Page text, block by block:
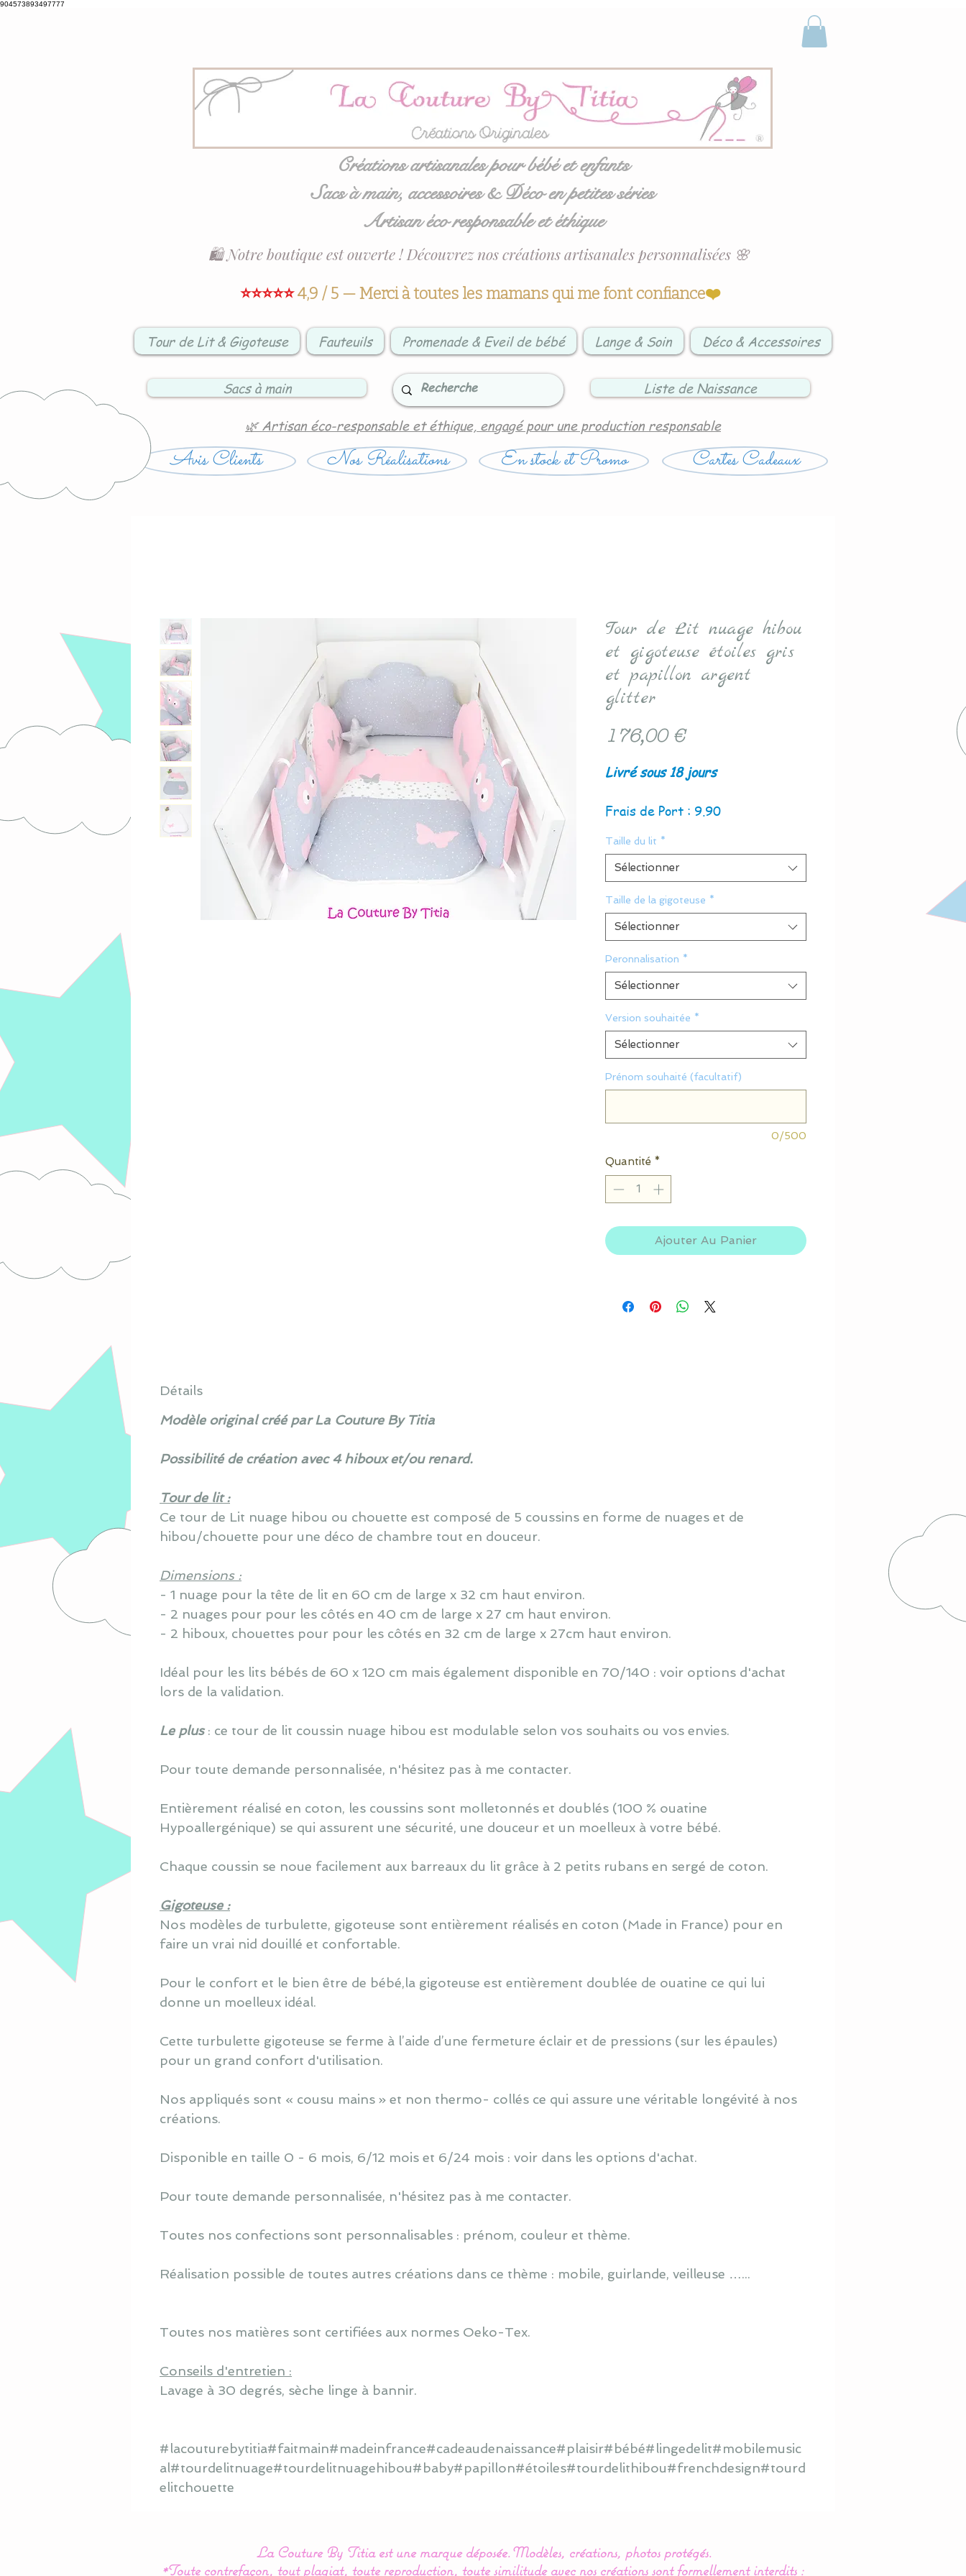
904573893497777
Créations artisanales pour bébé et enfants
Sacs à main, accessoires & Déco en petites séries
Artisan éco responsable et éthique
⭐⭐⭐⭐⭐4,9 / 5 — Merci à toutes les mamans qui me font confiance❤️
🛍️ Notre boutique est ouverte ! Découvrez nos créations artisanales personnalisées 🌸
Tour de Lit & Gigoteuse Fauteuils Promenade & Eveil de bébé Lange & Soin Déco & Accessoires
Sacs à main Liste de Naissance
🌿 Artisan éco-responsable et éthique, engagé pour une production responsable
Avis Clients Nos Réalisations En stock et Promo Cartes Cadeaux
Tour de Lit nuage hibou
et gigoteuse étoiles gris
et papillon argent
glitter
176,00 €Prix
Livré sous 18 jours
Frais de Port : 9.90
Taille du lit *
Sélectionner
Taille de la gigoteuse *
Sélectionner
Peronnalisation *
Sélectionner
Version souhaitée *
Sélectionner
Prénom souhaité (facultatif)
0/500
Quantité *
Ajouter Au Panier
Détails
Modèle original créé par La Couture By Titia
Possibilité de création avec 4 hiboux et/ou renard.
Tour de lit :
Ce tour de Lit nuage hibou ou chouette est composé de 5 coussins en forme de nuages et de
hibou/chouette pour une déco de chambre tout en douceur.
Dimensions :
- 1 nuage pour la tête de lit en 60 cm de large x 32 cm haut environ.
- 2 nuages pour pour les côtés en 40 cm de large x 27 cm haut environ.
- 2 hiboux, chouettes pour pour les côtés en 32 cm de large x 27cm haut environ.
Idéal pour les lits bébés de 60 x 120 cm mais également disponible en 70/140 : voir options d'achat
lors de la validation.
Le plus: ce tour de lit coussin nuage hibou est modulable selon vos souhaits ou vos envies.
Pour toute demande personnalisée, n'hésitez pas à me contacter.
Entièrement réalisé en coton, les coussins sont molletonnés et doublés (100 % ouatine
Hypoallergénique) se qui assurent une sécurité, une douceur et un moelleux à votre bébé.
Chaque coussin se noue facilement aux barreaux du lit grâce à 2 petits rubans en sergé de coton.
Gigoteuse :
Nos modèles de turbulette, gigoteuse sont entièrement réalisés en coton (Made in France) pour en
faire un vrai nid douillé et confortable.
Pour le confort et le bien être de bébé,la gigoteuse est entièrement doublée de ouatine ce qui lui
donne un moelleux idéal.
Cette turbulette gigoteuse se ferme à l’aide d’une fermeture éclair et de pressions (sur les épaules)
pour un grand confort d'utilisation.
Nos appliqués sont « cousu mains » et non thermo- collés ce qui assure une véritable longévité à nos
créations.
Disponible en taille 0 - 6 mois, 6/12 mois et 6/24 mois : voir dans les options d'achat.
Pour toute demande personnalisée, n'hésitez pas à me contacter.
Toutes nos confections sont personnalisables : prénom, couleur et thème.
Réalisation possible de toutes autres créations dans ce thème : mobile, guirlande, veilleuse …...
Toutes nos matières sont certifiées aux normes Oeko-Tex.
Conseils d'entretien :
Lavage à 30 degrés, sèche linge à bannir.
#lacouturebytitia#faitmain#madeinfrance#cadeaudenaissance#plaisir#bébé#lingedelit#mobilemusic
al#tourdelitnuage#tourdelitnuagehibou#baby#papillon#étoiles#tourdelithibou#frenchdesign#tourd
elitchouette
La Couture By Titia est une marque déposée. Modèles, créations, photos protégés.
*Toute contrefaçon, tout plagiat, toute reproduction, toute similitude avec nos créations sont formellement interdits :